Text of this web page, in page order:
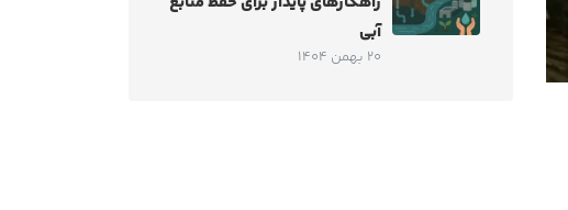
آبی
20 بهمن 1404